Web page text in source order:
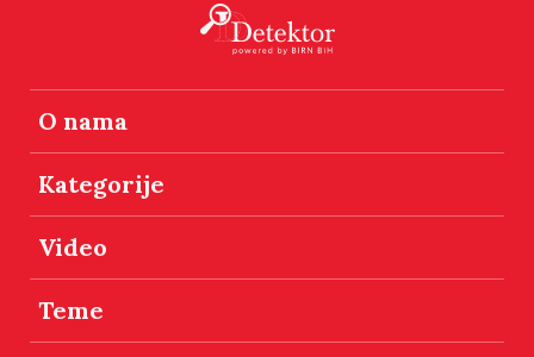
O nama
Kategorije
Video
Teme